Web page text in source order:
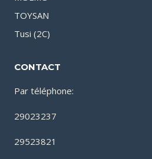
TOYSAN
Tusi (2C)
CONTACT
Par téléphone:
29023237
29523821